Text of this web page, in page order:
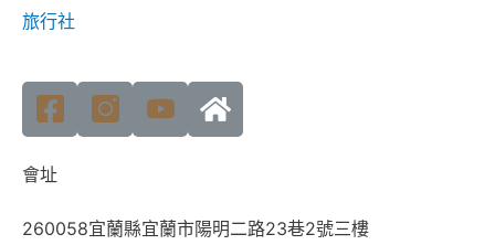
旅行社
會址
260058宜蘭縣宜蘭市陽明二路23巷2號三樓